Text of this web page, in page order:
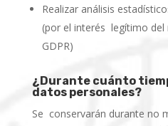
Realizar análisis
(por el interés legítimo del
GDPR)
¿Durante cuánto
datos personales?
Se conservarán durante no